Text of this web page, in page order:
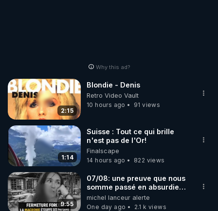
Why this ad?
2:15
Blondie - Denis
Retro Video Vault
10 hours ago
91 views
1:14
Suisse : Tout ce qui brille
n'est pas de l'Or!
Finalscape
14 hours ago
822 views
9:55
07/08: une preuve que nous
somme passé en absurdie
une dictature qui veut faire
taire ses opposant !
michel lanceur alerte
One day ago
2.1 k views